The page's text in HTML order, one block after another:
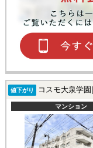
値下がり コスモ大泉学
マンション